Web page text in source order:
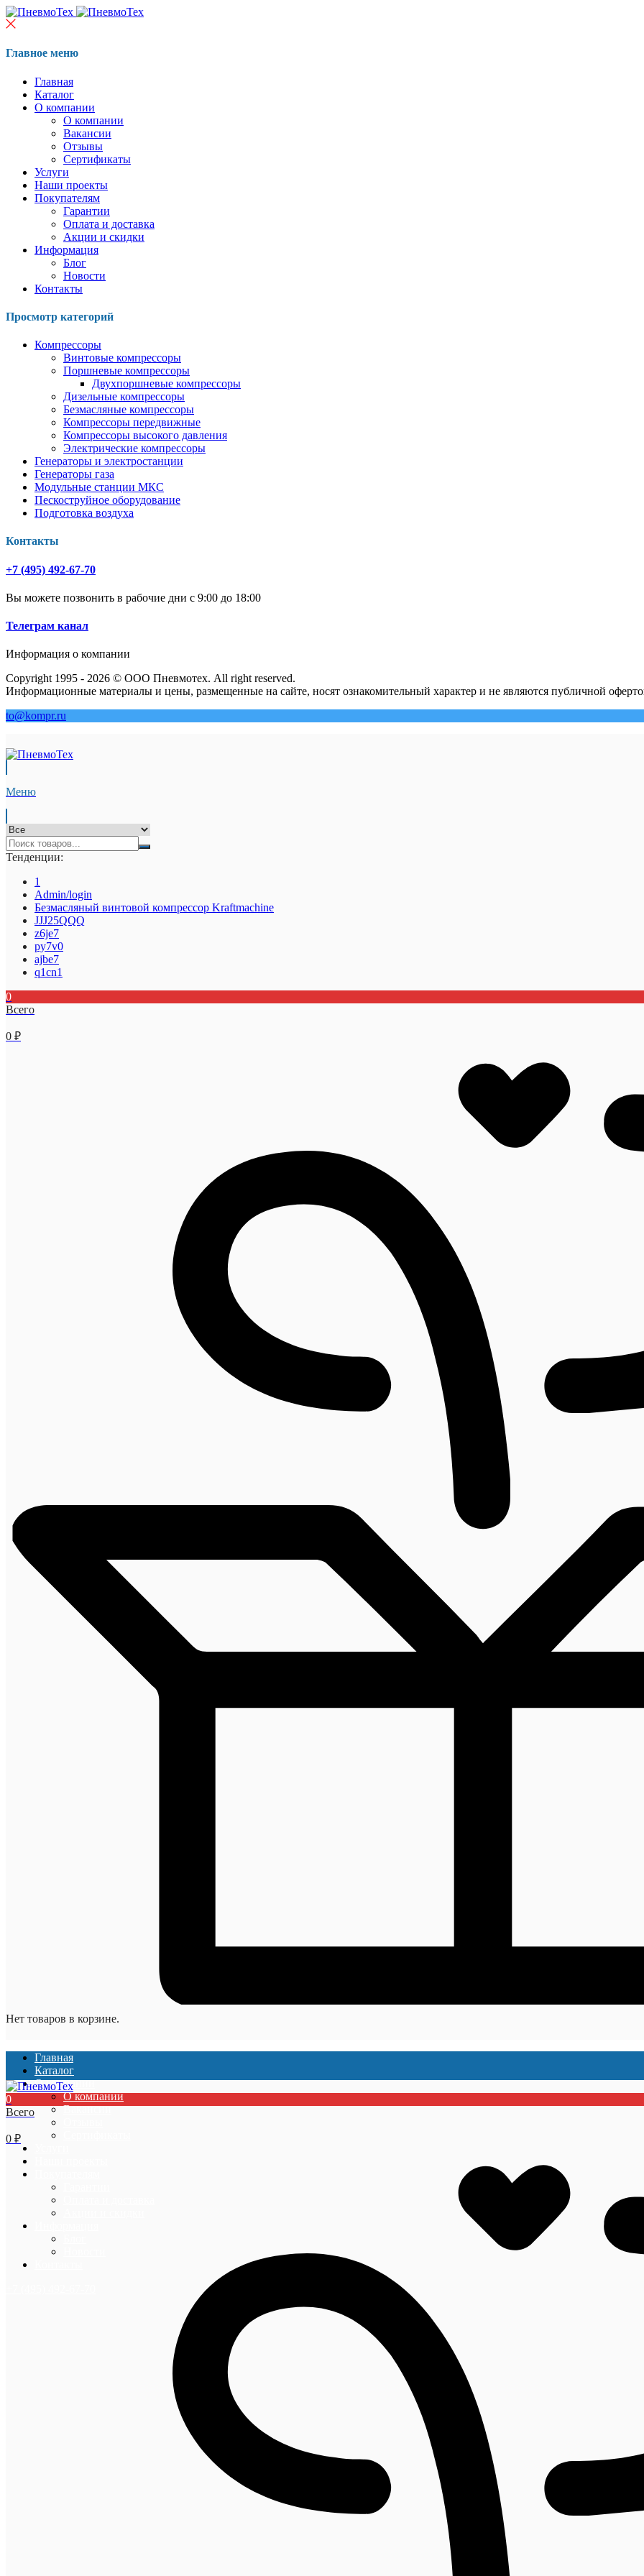
Главное меню
Главная
Каталог
О компании
О компании
Вакансии
Отзывы
Сертификаты
Услуги
Наши проекты
Покупателям
Гарантии
Оплата и доставка
Акции и скидки
Информация
Блог
Новости
Контакты
Просмотр категорий
Компрессоры
Винтовые компрессоры
Поршневые компрессоры
Двухпоршневые компрессоры
Дизельные компрессоры
Безмасляные компрессоры
Компрессоры передвижные
Компрессоры высокого давления
Электрические компрессоры
Генераторы и электростанции
Генераторы газа
Модульные станции МКС
Пескоструйное оборудование
Подготовка воздуха
Контакты
+7 (495) 492-67-70
Вы можете позвонить в рабочие дни с 9:00 до 18:00
Телеграм канал
Информация о компании
Copyright 1995 - 2026 © ООО Пневмотех. All right reserved.
Информационные материалы и цены, размещенные на сайте, носят ознакомительный характер и не являются публичной
to@kompr.ru
Меню
Тенденции:
1
Admin/login
Безмасляный винтовой компрессор Kraftmaсhine
JJJ25QQQ
z6je7
py7v0
ajbe7
q1cn1
0
Всего
0 ₽
Нет товаров в корзине.
Главная
Каталог
О компании
О компании
Вакансии
0
Всего
0 ₽